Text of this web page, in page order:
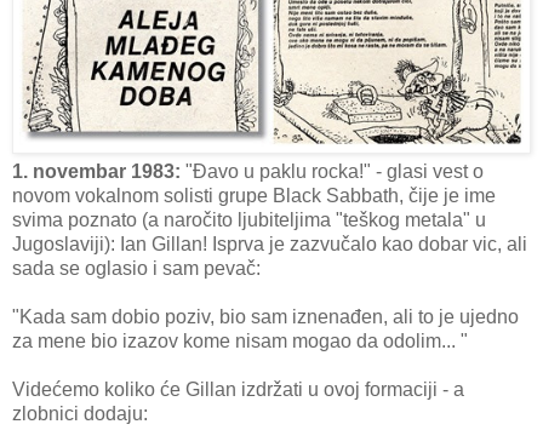
1. novembar 1983: "Đavo u paklu rocka!" - glasi vest o
novom vokalnom solisti grupe Black Sabbath, čije je ime
svima poznato (a naročito ljubiteljima "teškog metala" u
Jugoslaviji): Ian Gillan! Isprva je zazvučalo kao dobar vic, ali
sada se oglasio i sam pevač:
"Kada sam dobio poziv, bio sam iznenađen, ali to je ujedno
za mene bio izazov kome nisam mogao da odolim... "
Videćemo koliko će Gillan izdržati u ovoj formaciji - a
zlobnici dodaju: